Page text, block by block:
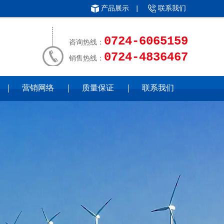
产品展示 联系我们
咨询热线： 0724-6065159
销售热线： 0724-4836467
营销网络 质量保证 联系我们